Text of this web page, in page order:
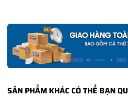
trong suốt quá trình sử dụng các sản
CHẾ ĐỘ BẢO HÀNH VÒNG
CHÍNH HÃNG
Tất cả các sản phẩm SKF chính
phối đều được bảo hành chính hãng
SẢN PHẨM KHÁC CÓ THỂ BẠN